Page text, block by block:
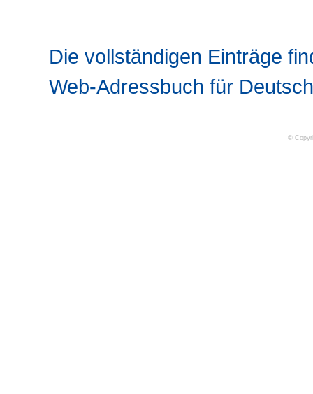
Die vollständigen Einträge
Web-Adressbuch für
©